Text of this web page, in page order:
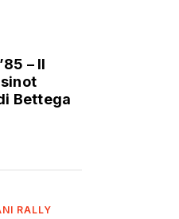
– Il
Bettega
RALLY